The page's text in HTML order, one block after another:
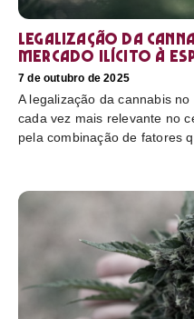
Legalização da
mercado ilícito à
7 de outubro de 2025
A legalização da cannabis
cada vez mais relevante no
pela combinação de fatores